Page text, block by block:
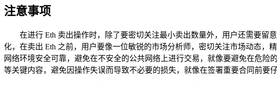
注意事项
在进行 Eth 卖出操作时，除了要密切关注最小卖出数量外，用户还需要
化，在卖出 Eth 之前，用户要像一位敏锐的市场分析师，密切关注市场动态
网络环境安全可靠，避免在不安全的公共网络上进行交易，就像要避免在危
等关键内容，避免因操作失误而导致不必要的损失，就像在签署重要合同前要